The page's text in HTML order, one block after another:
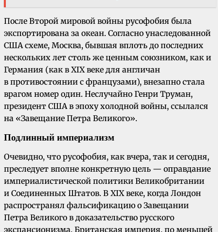
После Второй мировой войны русофобия была
экспортирована за океан. Согласно унаследованной
США схеме, Москва, бывшая вплоть до последних
нескольких лет столь же ценным союзником, как и
Германия (как в XIX веке для англичан
в противостоянии с французами), внезапно стала
врагом номер один. Неслучайно Генри Труман,
президент США в эпоху холодной войны, ссылался
на «Завещание Петра Великого».
Подлинный империализм
Очевидно, что русофобия, как вчера, так и сегодня,
преследует вполне конкретную цель — оправдание
империалистической политики Великобритании
и Соединенных Штатов. В XIX веке, когда Лондон
распространял фальсификацию о Завещании
Петра Великого в доказательство русского
экспансионизма, Британская империя, по меньшей